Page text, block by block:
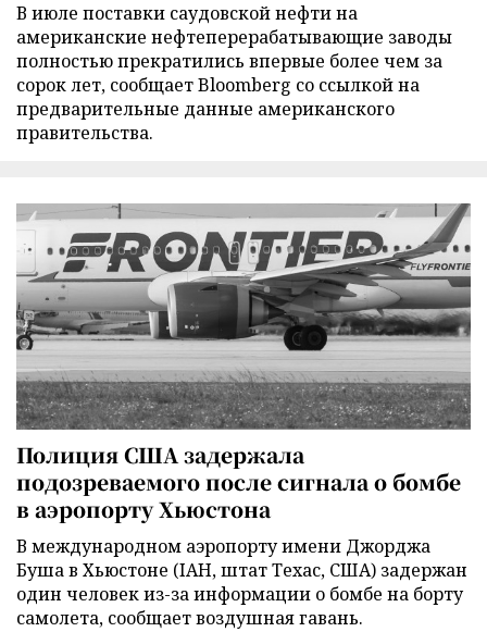
В июле поставки саудовской нефти на
американские нефтеперерабатывающие заводы
полностью прекратились впервые более чем за
сорок лет, сообщает Bloomberg со ссылкой на
предварительные данные американского
правительства.
Полиция США задержала
подозреваемого после сигнала о бомбе
в аэропорту Хьюстона
В международном аэропорту имени Джорджа
Буша в Хьюстоне (IAH, штат Техас, США) задержан
один человек из-за информации о бомбе на борту
самолета, сообщает воздушная гавань.